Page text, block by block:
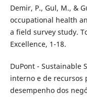
Demir, P., Gul, M., &
occupational health
a field survey study.
Excellence, 1-18.
DuPont - Sustainable
interno e de recursos
desempenho dos